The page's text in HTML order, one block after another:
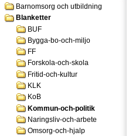
Barnomsorg och utbildning
Blanketter
BUF
Bygga-bo-och-miljo
FF
Forskola-och-skola
Fritid-och-kultur
KLK
KoB
Kommun-och-politik
Naringsliv-och-arbete
Omsorg-och-hjalp